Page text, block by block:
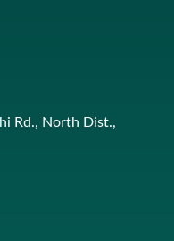
Rd., North Dist.,